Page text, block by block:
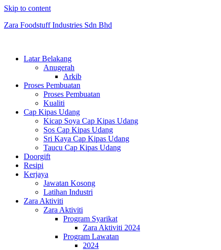
Skip to content
Zara Foodstuff Industries Sdn Bhd
Latar Belakang
Anugerah
Arkib
Proses Pembuatan
Proses Pembuatan
Kualiti
Cap Kipas Udang
Kicap Soya Cap Kipas Udang
Sos Cap Kipas Udang
Sri Kaya Cap Kipas Udang
Taucu Cap Kipas Udang
Doorgift
Resipi
Kerjaya
Jawatan Kosong
Latihan Industri
Zara Aktiviti
Zara Aktiviti
Program Syarikat
Zara Aktiviti 2024
Program Lawatan
2024